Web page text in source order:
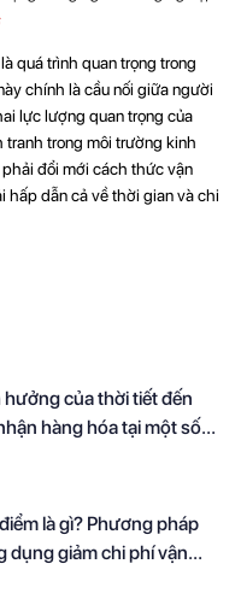
quá trình quan trọng trong
chính là cầu nối giữa người
lực lượng quan trọng của
trong môi trường kinh
đổi mới cách thức vận
hấp dẫn cả về thời gian và chi
của thời tiết đến
hàng hóa tại một số
là gì? Phương pháp
dụng giảm chi phí vận
nghiệp